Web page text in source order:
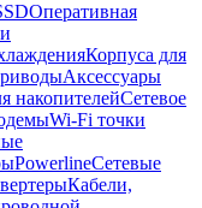
Оперативная
Корпуса для
Аксессуары
накопителейСетевое
Wi-Fi точки
PowerlineСетевые
Кабели,